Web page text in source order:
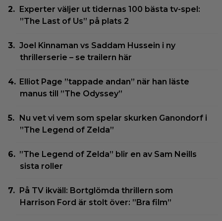
Experter väljer ut tidernas 100 bästa tv-spel:
”The Last of Us” på plats 2
Joel Kinnaman vs Saddam Hussein i ny
thrillerserie – se trailern här
Elliot Page ”tappade andan” när han läste
manus till ”The Odyssey”
Nu vet vi vem som spelar skurken Ganondorf i
”The Legend of Zelda”
”The Legend of Zelda” blir en av Sam Neills
sista roller
På TV ikväll: Bortglömda thrillern som
Harrison Ford är stolt över: ”Bra film”